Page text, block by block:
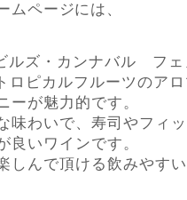
ムページには、
ズ・カンナバル フェ
ピカルフルーツのア
ーが魅力的です。
味わいで、寿司やフィ
良いワインです。
んで頂ける飲みやす